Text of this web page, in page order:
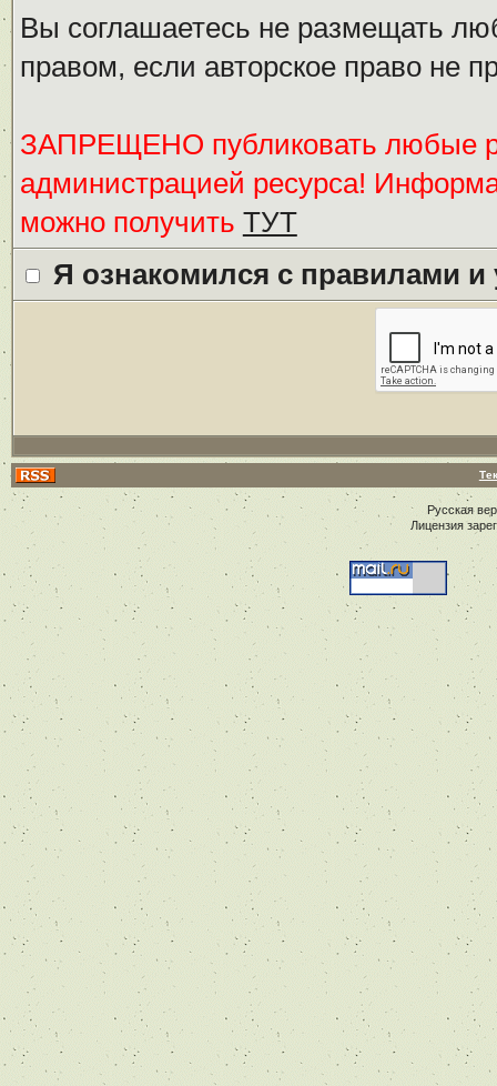
Вы соглашаетесь не размещать
правом, если авторское право не
ЗАПРЕЩЕНО публиковать любые
администрацией ресурса!
можно получить ТУТ
Я ознакомился с правилами
Русская
Лицензия